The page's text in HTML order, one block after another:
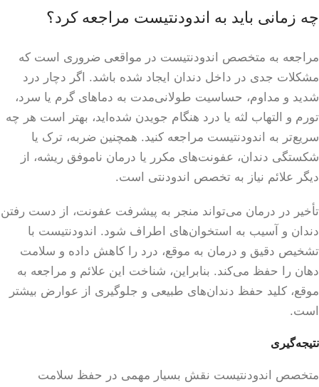
چه زمانی باید به اندودنتیست مراجعه کرد؟
مراجعه به متخصص اندودنتیست در مواقعی ضروری است که
مشکلات جدی در داخل دندان ایجاد شده باشد. اگر دچار درد
شدید و مداوم، حساسیت طولانی‌مدت به دماهای گرم یا سرد،
تورم و التهاب لثه یا درد هنگام جویدن شده‌اید، بهتر است هر چه
سریع‌تر به اندودنتیست مراجعه کنید. همچنین ضربه، ترک یا
شکستگی دندان، عفونت‌های مکرر یا درمان ناموفق ریشه، از
دیگر علائم نیاز به تخصص اندودنتی است.
تأخیر در درمان می‌تواند منجر به پیشرفت عفونت، از دست رفتن
دندان و آسیب به استخوان‌های اطراف شود. اندودنتیست با
تشخیص دقیق و درمان به موقع، درد را کاهش داده و سلامت
دهان را حفظ می‌کند. بنابراین، شناخت این علائم و مراجعه به
موقع، کلید حفظ دندان‌های طبیعی و جلوگیری از عوارض بیشتر
است.
نتیجه‌گیری
متخصص اندودنتیست نقش بسیار مهمی در حفظ سلامت